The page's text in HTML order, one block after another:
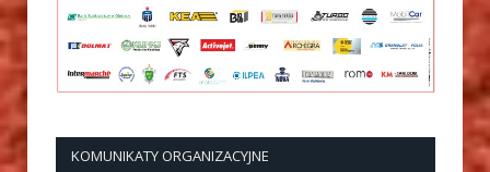
KOMUNIKATY ORGANIZACYJNE